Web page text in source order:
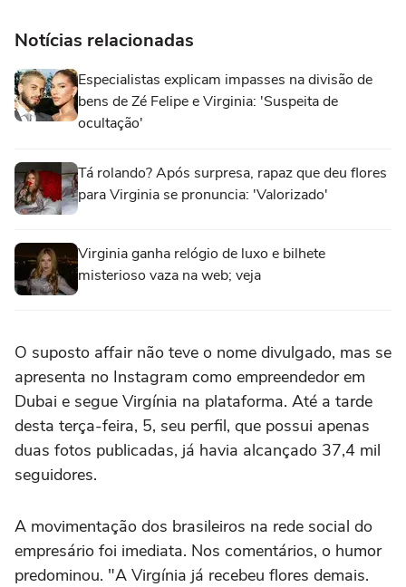
Notícias relacionadas
Especialistas explicam impasses na divisão de
bens de Zé Felipe e Virginia: 'Suspeita de
ocultação'
Tá rolando? Após surpresa, rapaz que deu flores
para Virginia se pronuncia: 'Valorizado'
Virginia ganha relógio de luxo e bilhete
misterioso vaza na web; veja
O suposto affair não teve o nome divulgado, mas se
apresenta no Instagram como empreendedor em
Dubai e segue Virgínia na plataforma. Até a tarde
desta terça-feira, 5, seu perfil, que possui apenas
duas fotos publicadas, já havia alcançado 37,4 mil
seguidores.
A movimentação dos brasileiros na rede social do
empresário foi imediata. Nos comentários, o humor
predominou. "A Virgínia já recebeu flores demais.